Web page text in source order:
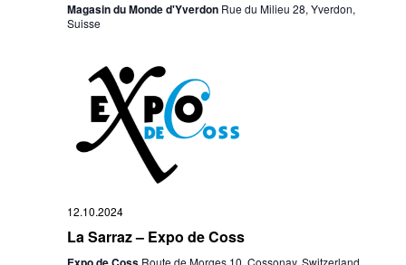
Magasin du Monde d'Yverdon Rue du Milieu 28, Yverdon,
Suisse
12.10.2024
La Sarraz – Expo de Coss
Route de Morges 10, Cossonay, Switzerland